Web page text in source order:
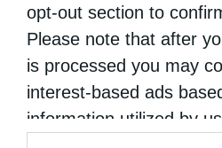
opt-out section to
Please note that after
is processed you may
interest-based ads
information utilized by